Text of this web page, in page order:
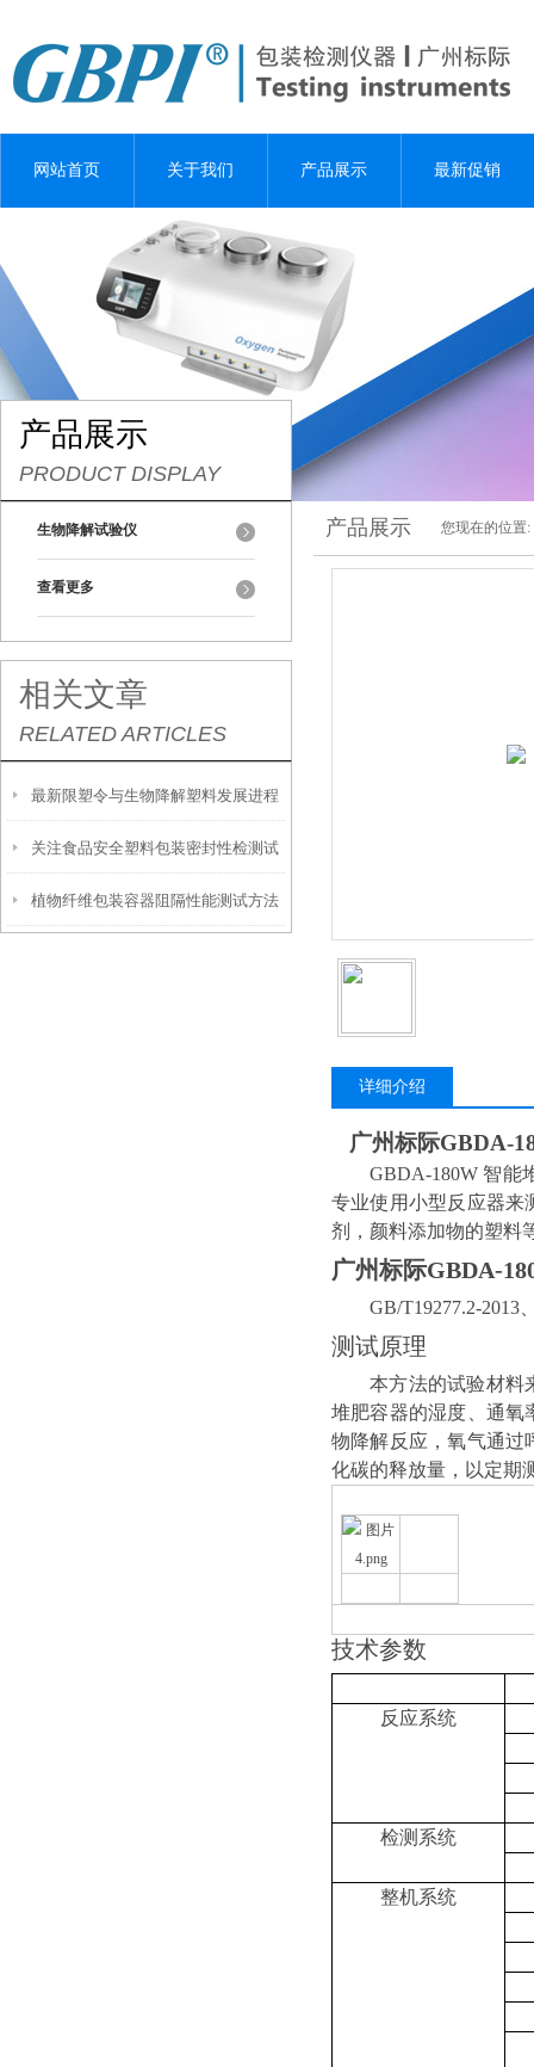
网站首页 关于我们 产品展示 最新促销
产品展示
PRODUCT DISPLAY
生物降解试验仪
查看更多
相关文章
RELATED ARTICLES
最新限塑令与生物降解塑料发展进程
关注食品安全塑料包装密封性检测试
验方面
植物纤维包装容器阻隔性能测试方法
产品展示 您现在的位置:
详细介绍
广州标际GBDA-
GBDA-180W 智能
专业使用小型反应器来
剂，颜料添加物的塑料
广州标际GBDA-
GB/T19277.2-2013
测试原理
本方法的试验材料
堆肥容器的湿度、通氧
物降解反应，氧气通过
化碳的释放量，以定期
技术参数
反应系统
检测系统
整机系统